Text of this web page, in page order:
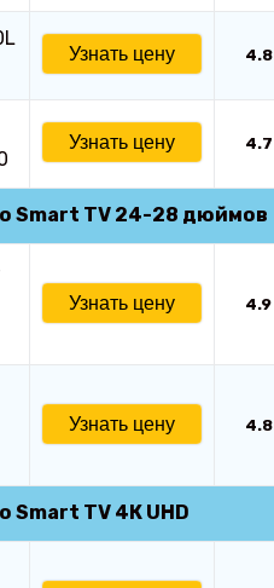
Узнать цену 4.8
Узнать цену 4.7
Smart TV 24-28 дюймов
Узнать цену 4.9
Узнать цену 4.8
Smart TV 4К UHD